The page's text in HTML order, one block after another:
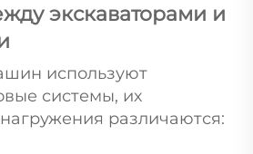
экскаваторами и
используют
системы, их
различаются: